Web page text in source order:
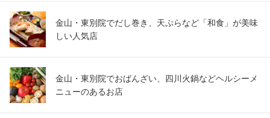
金山・東別院でだし巻き、天ぷらなど「和食」が美味
しい人気店
金山・東別院でおばんざい、四川火鍋などヘルシーメ
ニューのあるお店